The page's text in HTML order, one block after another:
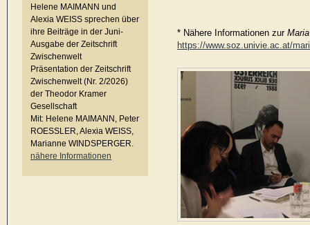
Helene MAIMANN und
Alexia WEISS sprechen über
ihre Beiträge in der Juni-
Ausgabe der Zeitschrift
Zwischenwelt
Präsentation der Zeitschrift
Zwischenwelt (Nr. 2/2026)
der Theodor Kramer
Gesellschaft
Mit: Helene MAIMANN, Peter
ROESSLER, Alexia WEISS,
Marianne WINDSPERGER.
nähere Informationen
* Nähere Informationen zur
https://www.soz.univie.ac.at/